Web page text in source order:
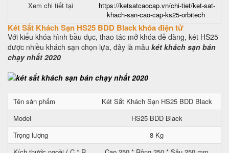
Xem chi tiết tại
https://ketsatcaocap.vn/chi-tiet/ket-sat-
khach-san-cao-cap-ks25-orbitech
Két Sắt Khách Sạn HS25 BDD Black khóa điện tử
Với kiểu khóa hình bầu dục, thao tác mở khóa đễ dàng, két HS25
được nhiều khách sạn chọn lựa, đây là mẫu két khách sạn bán
chạy nhất 2020
Tên sản phẩm
Két Sắt Khách Sạn HS25 BDD Black
Model
HS25 BDD Black
Trọng lượng
8 Kg